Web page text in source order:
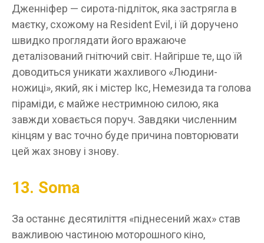
Дженніфер — сирота-підліток, яка застрягла в
маєтку, схожому на Resident Evil, і їй доручено
швидко проглядати його вражаюче
деталізований гнітючий світ. Найгірше те, що їй
доводиться уникати жахливого «Людини-
ножиці», який, як і містер Ікс, Немезида та голова
піраміди, є майже нестримною силою, яка
завжди ховається поруч. Завдяки численним
кінцям у вас точно буде причина повторювати
цей жах знову і знову.
13. Soma
За останнє десятиліття «піднесений жах» став
важливою частиною моторошного кіно,